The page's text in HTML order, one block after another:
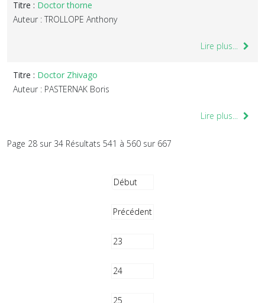
Titre : Doctor thorne
Auteur : TROLLOPE Anthony
Lire plus...
Titre : Doctor Zhivago
Auteur : PASTERNAK Boris
Lire plus...
Page 28 sur 34 Résultats 541 à 560 sur 667
Début
Précédent
23
24
25